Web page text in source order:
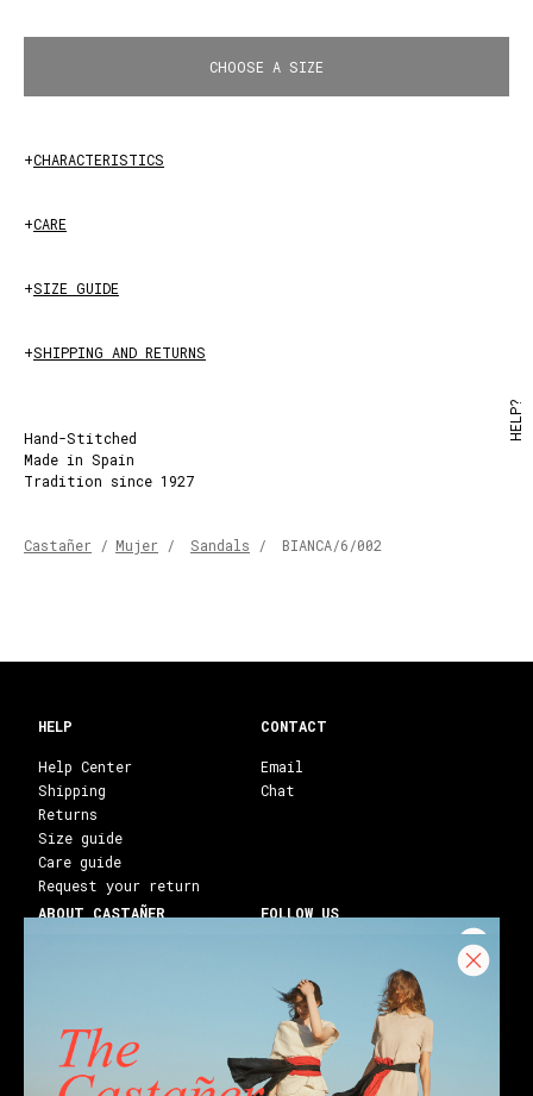
CHOOSE A SIZE
+CHARACTERISTICS
+CARE
+SIZE GUIDE
+SHIPPING AND RETURNS
Hand-Stitched
Made in Spain
Tradition since 1927
Castañer / Mujer / Sandals / BIANCA/6/002
CONTACT
Email
Chat
HELP
Help Center
Shipping
Returns
Size guide
Care guide
Request your return
ABOUT CASTAÑER
Franchises
Stores
Castañer Society
FOLLOW US
Facebook
Youtube
Blog
HELP?